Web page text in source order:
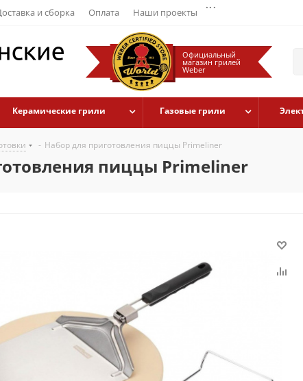
и сборка Оплата Наши проекты
...
Официальный
магазин грилей
Weber
Керамические грили Газовые грили
- Набор для приготовления пиццы Primeliner
пиццы Primeliner